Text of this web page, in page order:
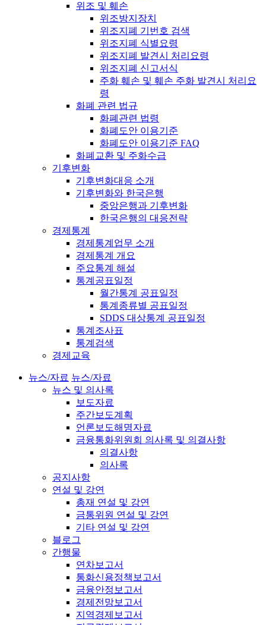
위조 및 훼손
위조방지장치
위조지폐 기번호 검색
위조지폐 식별요령
위조지폐 발견시 처리요령
위조지폐 신고서식
주화 훼손 및 훼손 주화 발견시 처리요
령
화폐 관련 법규
화폐관련 법령
화폐도안 이용기준
화폐도안 이용기준 FAQ
화폐교환 및 주화수급
기후변화
기후변화대응 소개
기후변화와 한국은행
중앙은행과 기후변화
한국은행의 대응전략
경제통계
경제통계업무 소개
경제통계 개요
주요통계 해설
통계공표일정
월간통계 공표일정
통계종류별 공표일정
SDDS 대상통계 공표일정
통계조사표
통계검색
경제교육
뉴스/자료 뉴스/자료
뉴스 및 의사록
보도자료
주간보도계획
언론보도해명자료
금융통화위원회 의사록 및 의결사항
의결사항
의사록
공지사항
연설 및 강연
총재 연설 및 강연
금통위원 연설 및 강연
기타 연설 및 강연
블로그
간행물
연차보고서
통화신용정책보고서
금융안정보고서
경제전망보고서
지역경제보고서